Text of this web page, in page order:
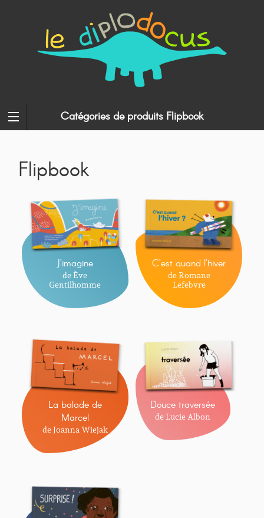
Catégories de produits Flipbook
Flipbook
J’imagine
de Ève
Gentilhomme
C’est quand l’hiver
de Romane
Lefebvre
La balade de
Marcel
de Joanna Wiejak
Douce traversée
de Lucie Albon